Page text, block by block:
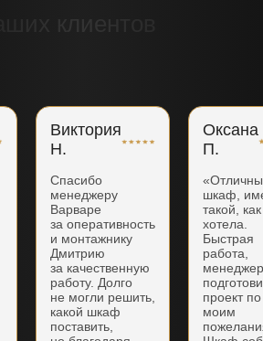
Виктория
Н.
Спасибо
менеджеру
Варваре
за оперативность
и монтажнику
Дмитрию
за качественную
работу. Долго
не могли решить,
какой шкаф
поставить,
Оксана
П.
шкаф,
такой, как
хотела.
Быстрая
работа,
проект по
моим